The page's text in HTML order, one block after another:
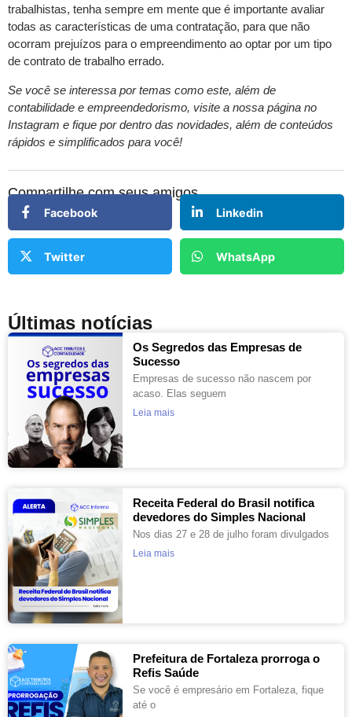
trabalhistas, tenha sempre em mente que é importante avaliar
todas as características de uma contratação, para que não
ocorram prejuízos para o empreendimento ao optar por um tipo
de contrato de trabalho errado.
Se você se interessa por temas como este, além de
contabilidade e empreendedorismo, visite a nossa página no
Instagram e fique por dentro das novidades, além de conteúdos
rápidos e simplificados para você!
Compartilhe com seus amigos
Facebook Linkedin
Twitter WhatsApp
Últimas notícias
Os Segredos das Empresas de
Sucesso
Empresas de sucesso não nascem por
acaso. Elas seguem
Leia mais
Receita Federal do Brasil notifica
devedores do Simples Nacional
Nos dias 27 e 28 de julho foram divulgados
Leia mais
Prefeitura de Fortaleza prorroga o
Refis Saúde
Se você é empresário em Fortaleza, fique
até o